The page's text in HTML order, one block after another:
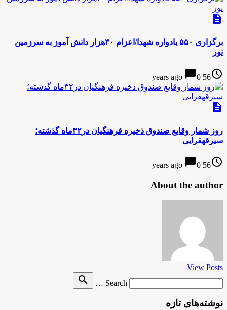
description
برگزاری ۵۵۰ یادواره شهدا/اعزام ۳۰هزار دانش آموز به سرزمین
نور
access_time
56 years ago
chat_bubble0
description
روز شمار وقایع صندوق ذخیره فرهنگیان در۳۲ماه گذشته؛
سیرقهقرایی
access_time
56 years ago
chat_bubble0
About the author
View Posts
Search …
search
نوشته‌های تازه